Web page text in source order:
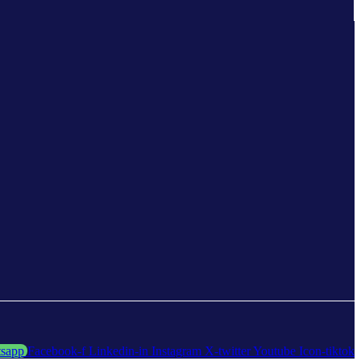
Facebook-f Linkedin-in Instagram X-twitterYoutube Icon-tiktok